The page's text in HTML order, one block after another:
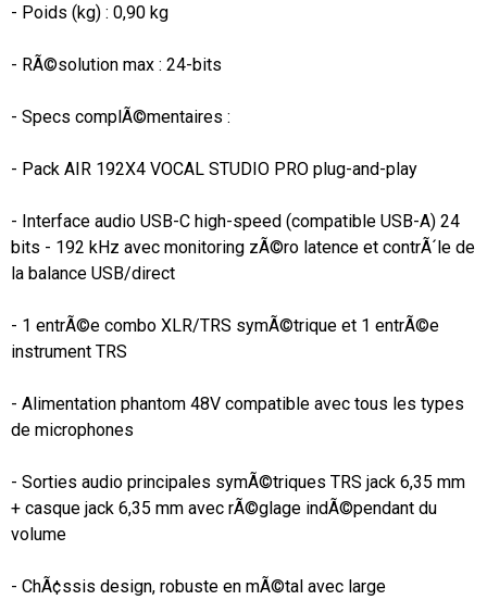
- Poids (kg) : 0,90 kg
- RÃ©solution max : 24-bits
- Specs complÃ©mentaires :
- Pack AIR 192X4 VOCAL STUDIO PRO plug-and-play
- Interface audio USB-C high-speed (compatible USB-A) 24
bits - 192 kHz avec monitoring zÃ©ro latence et contrÃ´le de
la balance USB/direct
- 1 entrÃ©e combo XLR/TRS symÃ©trique et 1 entrÃ©e
instrument TRS
- Alimentation phantom 48V compatible avec tous les types
de microphones
- Sorties audio principales symÃ©triques TRS jack 6,35 mm
+ casque jack 6,35 mm avec rÃ©glage indÃ©pendant du
volume
- ChÃ¢ssis design, robuste en mÃ©tal avec large